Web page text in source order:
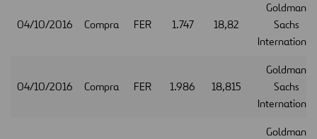
04/10/2016 Compra FER 1.747 18,82
Goldman
Sachs
International
04/10/2016 Compra FER 1.986 18,815
Goldman
Sachs
International
Goldman